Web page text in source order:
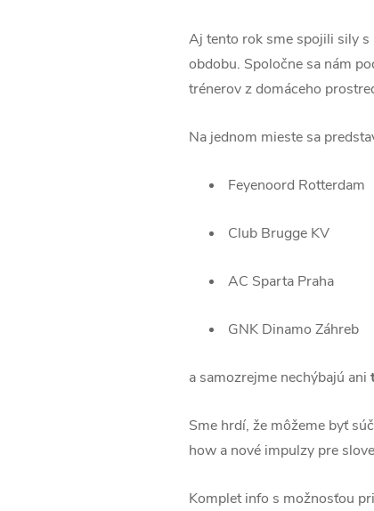
Aj tento rok sme spojili sily s
obdobu. Spoločne sa nám
trénerov z domáceho
Na jednom mieste sa
Feyenoord Rotterdam
Club Brugge KV
AC Sparta Praha
GNK Dinamo Záhreb
a samozrejme nechýbajú ani
Sme hrdí, že môžeme byť
how a nové impulzy pre
Komplet info s možnosťou